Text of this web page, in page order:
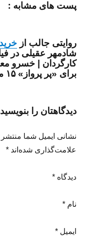
پست های مشابه :
روایتی جالب از
شادمهر عقیلی در
برای «پر پرواز» ۱۵ میلیون گرفت
دیدگاهتان را
نشانی ایمیل شما
علامت‌گذاری شده‌اند *
دیدگاه *
نام *
ایمیل *